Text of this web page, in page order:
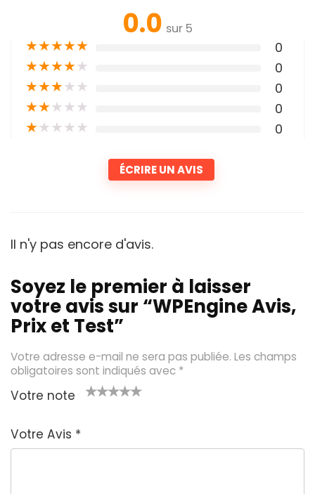
0.0 sur 5
★★★★★ 0
★★★★★ 0
★★★★★ 0
★★★★★ 0
★★★★★ 0
ÉCRIRE UN AVIS
Il n'y pas encore d'avis.
Soyez le premier à laisser
votre avis sur “WPEngine Avis,
Prix et Test”
Votre adresse e-mail ne sera pas publiée. Les champs
obligatoires sont indiqués avec *
Votre note
t
es
sur 5
5
Votre Avis *